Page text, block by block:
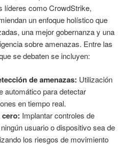
líderes como CrowdStrike,
un enfoque holístico que
una mejor gobernanza y una
sobre amenazas. Entre las
se debaten se incluyen:
de amenazas: Utilización
automático para detectar
en tiempo real.
Implantar controles de
usuario o dispositivo sea de
los riesgos de movimiento